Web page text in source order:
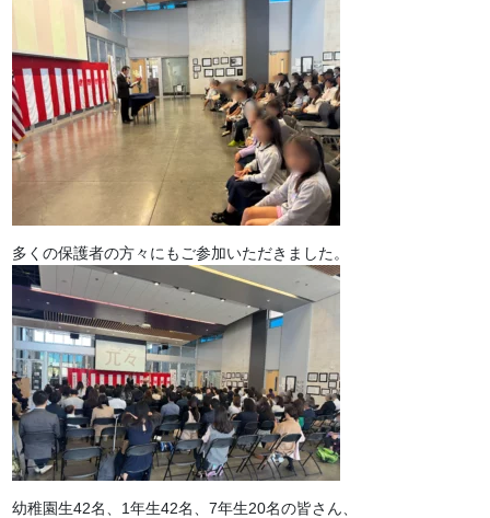
多くの保護者の方々にもご参加いただきました。
幼稚園生42名、1年生42名、7年生20名の皆さん、